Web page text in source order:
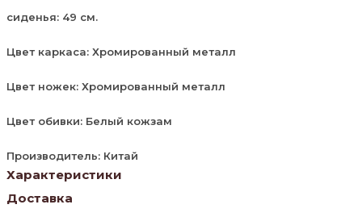
сиденья: 49 см.
Цвет каркаса: Хромированный металл
Цвет ножек: Хромированный металл
Цвет обивки: Белый кожзам
Производитель: Китай
Характеристики
Доставка